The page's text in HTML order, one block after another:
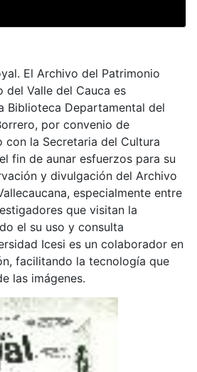
El Archivo del Patrimonio
del Valle del Cauca es
Biblioteca Departamental del
por convenio de
la Secretaria del Cultura
fin de aunar esfuerzos para su
y divulgación del Archivo
especialmente entre
que visitan la
el su uso y consulta
Icesi es un colaborador en
facilitando la tecnología que
las imágenes.